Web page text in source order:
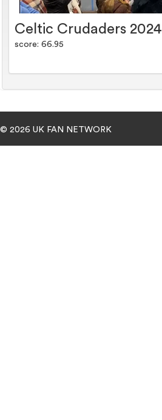
Celtic Crudaders 2024
score: 66.95
© 2026 UK FAN NETWORK